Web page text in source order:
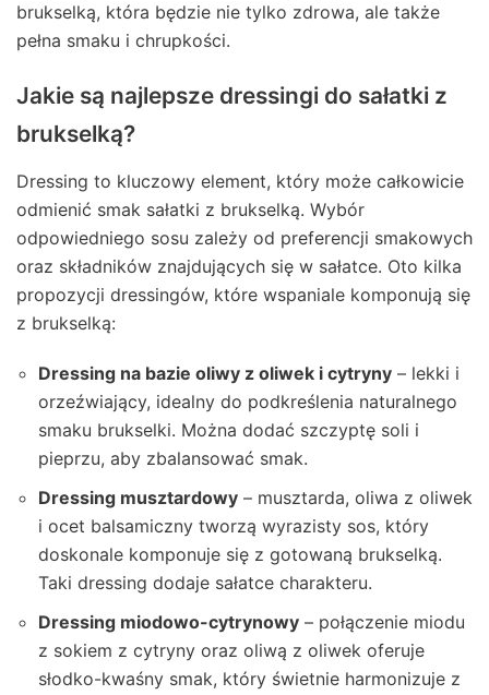
brukselką, która będzie nie tylko zdrowa, ale także
pełna smaku i chrupkości.
Jakie są najlepsze dressingi do sałatki z
brukselką?
Dressing to kluczowy element, który może całkowicie
odmienić smak sałatki z brukselką. Wybór
odpowiedniego sosu zależy od preferencji smakowych
oraz składników znajdujących się w sałatce. Oto kilka
propozycji dressingów, które wspaniale komponują się
z brukselką:
Dressing na bazie oliwy z oliwek i cytryny – lekki i
orzeźwiający, idealny do podkreślenia naturalnego
smaku brukselki. Można dodać szczyptę soli i
pieprzu, aby zbalansować smak.
Dressing musztardowy – musztarda, oliwa z oliwek
i ocet balsamiczny tworzą wyrazisty sos, który
doskonale komponuje się z gotowaną brukselką.
Taki dressing dodaje sałatce charakteru.
Dressing miodowo-cytrynowy – połączenie miodu
z sokiem z cytryny oraz oliwą z oliwek oferuje
słodko-kwaśny smak, który świetnie harmonizuje z